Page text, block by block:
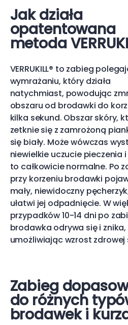
Jak działa
opatentowana
metoda
VERRUKILL® to zabieg
wymrażaniu, który działa
natychmiast, powodując
obszaru od brodawki do
kilka sekund. Obszar skóry,
zetknie się z zamrożoną
się biały. Może wówczas
niewielkie uczucie pieczenia
to całkowicie normalne. Po
przy korzeniu brodawki
mały, niewidoczny
ułatwi jej odpadnięcie. W
przypadków 10-14 dni po
brodawka odrywa się i znika,
umożliwiając wzrost zdrowej
Zabieg
do różnych
brodawek i